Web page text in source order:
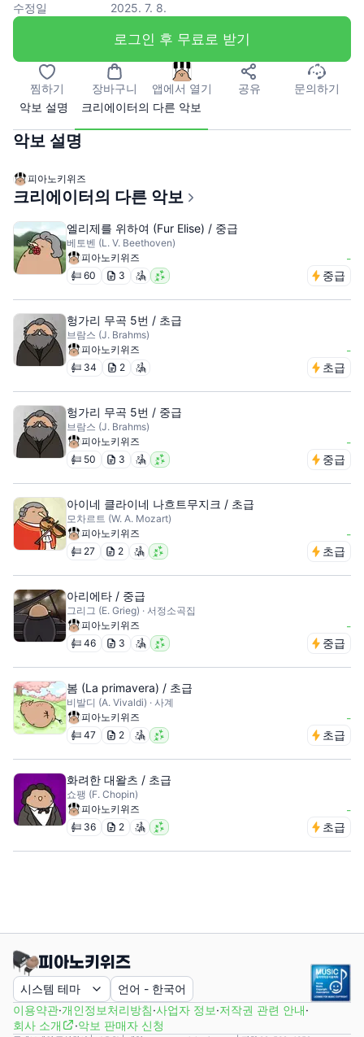
수정일
2025. 7. 8.
로그인 후 무료로 받기
찜하기 장바구니 앱에서 열기 공유
문의하기
악보 설명
크리에이터의 다른 악보
악보 설명
피아노키위즈
크리에이터의 다른 악보
엘리제를 위하여 (Fur Elise) / 중급
베토벤 (L. V. Beethoven)
피아노키위즈
-
60 3 중급
헝가리 무곡 5번 / 초급
브람스 (J. Brahms)
피아노키위즈
-
34 2 초급
헝가리 무곡 5번 / 중급
브람스 (J. Brahms)
피아노키위즈
-
50 3 중급
아이네 클라이네 나흐트무지크 / 초급
모차르트 (W. A. Mozart)
피아노키위즈
-
27 2 초급
아리에타 / 중급
그리그 (E. Grieg) · 서정소곡집
피아노키위즈
-
46 3 중급
봄 (La primavera) / 초급
비발디 (A. Vivaldi) · 사계
피아노키위즈
-
47 2 초급
화려한 대왈츠 / 초급
쇼팽 (F. Chopin)
피아노키위즈
-
36 2 초급
시스템 테마 언어 - 한국어
이용약관·개인정보처리방침·사업자 정보·저작권 관련 안내·
회사 소개
·악보 판매자 신청